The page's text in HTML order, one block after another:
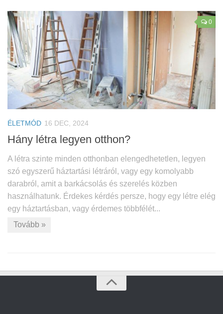
0
ÉLETMÓD 16 DEC, 2024
Hány létra legyen otthon?
A létra szinte minden otthonban elengedhetetlen, legyen
szó egyszerű háztartási létráról, vagy egy komolyabb
darabról, amit a barkácsolás és szerelés közben
használhatunk. Érdekes kérdés persze, hogy egy létre elég
egy háztartásban, vagy érdemes többfélét...
Tovább »